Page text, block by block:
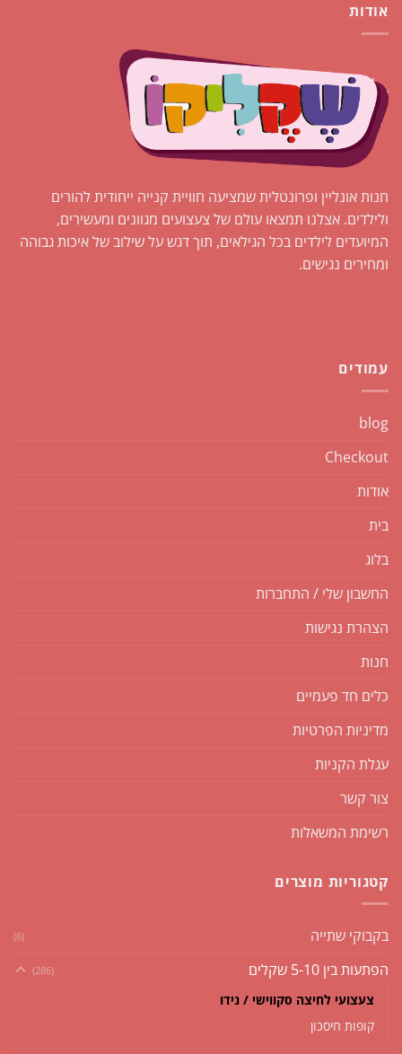
אודות
חנות אונליין ופרונטלית שמציעה חוויית קנייה ייחודית להורים
ולילדים. אצלנו תמצאו עולם של צעצועים מגוונים ומעשירים,
המיועדים לילדים בכל הגילאים, תוך דגש על שילוב של איכות גבוהה
ומחירים נגישים.
עמודים
blog
Checkout
אודות
בית
בלוג
החשבון שלי / התחברות
הצהרת נגישות
חנות
כלים חד פעמיים
מדיניות הפרטיות
עגלת הקניות
צור קשר
רשימת המשאלות
קטגוריות מוצרים
בקבוקי שתייה (6)
הפתעות בין 5-10 שקלים (286)
צעצועי לחיצה סקווישי / נידו
קופות חיסכון